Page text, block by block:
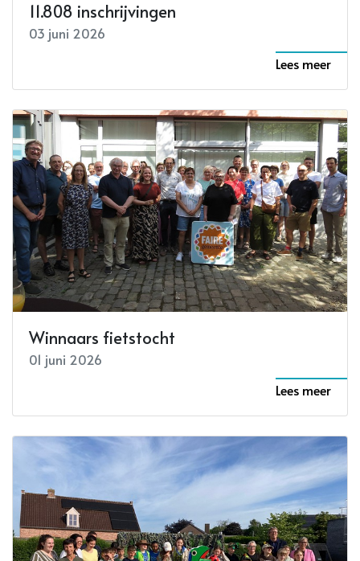
11.808 inschrijvingen
03 juni 2026
Lees meer
Winnaars fietstocht
01 juni 2026
Lees meer